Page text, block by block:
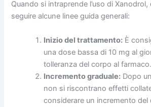
Quando si intraprende l’uso di
seguire alcune linee guida generali:
Inizio del trattamento: È
una dose bassa di 10 mg al
tolleranza del corpo al farmaco.
Incremento graduale: Dopo
non si riscontrano effetti
considerare un incremento